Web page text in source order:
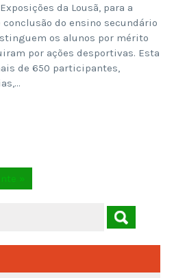
da Lousã, para a
do ensino secundário
os alunos por mérito
por ações desportivas. Esta
de 650 participantes,
»